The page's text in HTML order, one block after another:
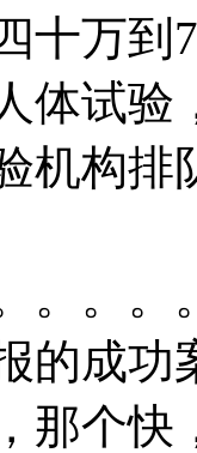
十万到
体试验
机构
。。
的成功
那个